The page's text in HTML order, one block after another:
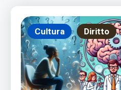
Cultura Diritto